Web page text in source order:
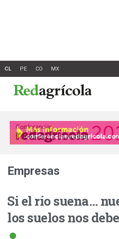
Empresas
Si el río suena…
los suelos nos